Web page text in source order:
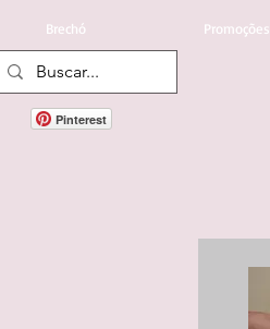
Brechó Promoções
Pinterest